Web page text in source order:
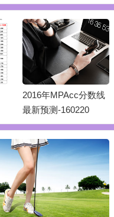
2016年MPAcc分数线
最新预测-160220